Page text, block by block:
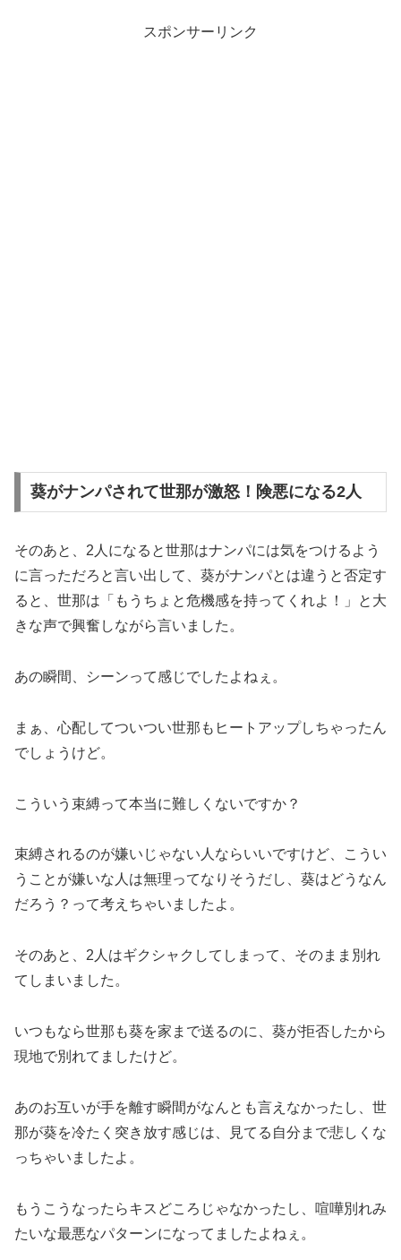
スポンサーリンク
葵がナンパされて世那が激怒！険悪になる2人
そのあと、2人になると世那はナンパには気をつけるよう
に言っただろと言い出して、葵がナンパとは違うと否定す
ると、世那は「もうちょと危機感を持ってくれよ！」と大
きな声で興奮しながら言いました。
あの瞬間、シーンって感じでしたよねぇ。
まぁ、心配してついつい世那もヒートアップしちゃったん
でしょうけど。
こういう束縛って本当に難しくないですか？
束縛されるのが嫌いじゃない人ならいいですけど、こうい
うことが嫌いな人は無理ってなりそうだし、葵はどうなん
だろう？って考えちゃいましたよ。
そのあと、2人はギクシャクしてしまって、そのまま別れ
てしまいました。
いつもなら世那も葵を家まで送るのに、葵が拒否したから
現地で別れてましたけど。
あのお互いが手を離す瞬間がなんとも言えなかったし、世
那が葵を冷たく突き放す感じは、見てる自分まで悲しくな
っちゃいましたよ。
もうこうなったらキスどころじゃなかったし、喧嘩別れみ
たいな最悪なパターンになってましたよねぇ。